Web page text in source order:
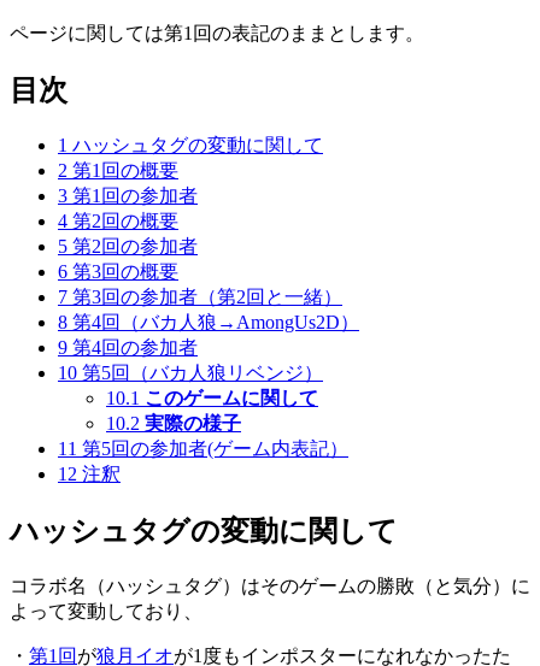
ページに関しては第1回の表記のままとします。
目次
1 ハッシュタグの変動に関して
2 第1回の概要
3 第1回の参加者
4 第2回の概要
5 第2回の参加者
6 第3回の概要
7 第3回の参加者（第2回と一緒）
8 第4回（バカ人狼→AmongUs2D）
9 第4回の参加者
10 第5回（バカ人狼リベンジ）
10.1 このゲームに関して
10.2 実際の様子
11 第5回の参加者(ゲーム内表記）
12 注釈
ハッシュタグの変動に関して
コラボ名（ハッシュタグ）はそのゲームの勝敗（と気分）に
よって変動しており、
・ 第1回 が狼月イオが1度もインポスターになれなかったた